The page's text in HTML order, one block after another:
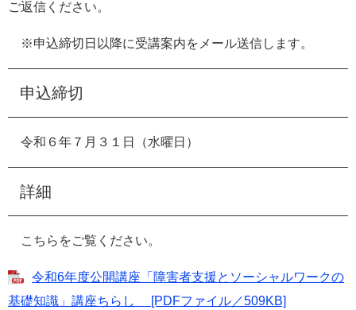
ご返信ください。
※申込締切日以降に受講案内をメール送信します。
申込締切
令和６年７月３１日（水曜日）
詳細
こちらをご覧ください。
令和6年度公開講座「障害者支援とソーシャルワークの
基礎知識」講座ちらし [PDFファイル／509KB]